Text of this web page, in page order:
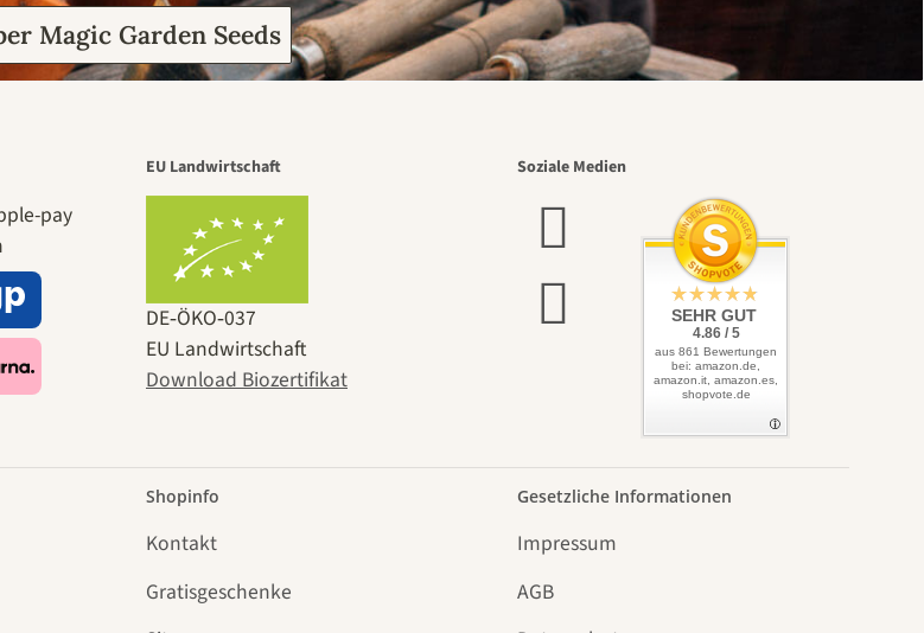
Magic Garden Seeds
EU Landwirtschaft
DE‑ÖKO‑037
EU Landwirtschaft
Download Biozertifikat
Soziale Medien
SEHR GUT
4.86 / 5
aus 861 Bewertungen
bei: amazon.de,
amazon.it, amazon.es,
shopvote.de
Shopinfo
Kontakt
Gratisgeschenke
Gesetzliche Informationen
Impressum
AGB